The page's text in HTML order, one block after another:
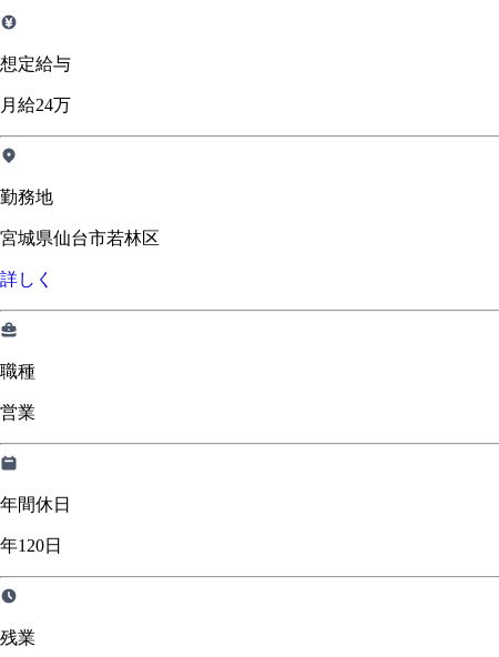
想定給与
月給24万
勤務地
宮城県仙台市若林区
詳しく
職種
営業
年間休日
年120日
残業